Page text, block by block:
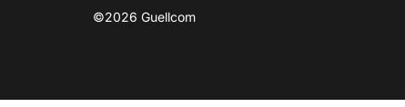
©2026 Guellcom